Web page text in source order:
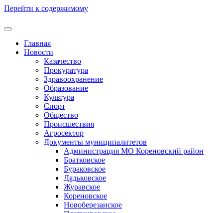
Перейти к содержимому
Главная
Новости
Казачество
Прокуратура
Здравоохранение
Образование
Культура
Спорт
Общество
Происшествия
Агросектор
Документы муниципалитетов
Администрация МО Кореновский район
Братковское
Бураковское
Дядьковское
Журавское
Кореновское
Новоберезанское